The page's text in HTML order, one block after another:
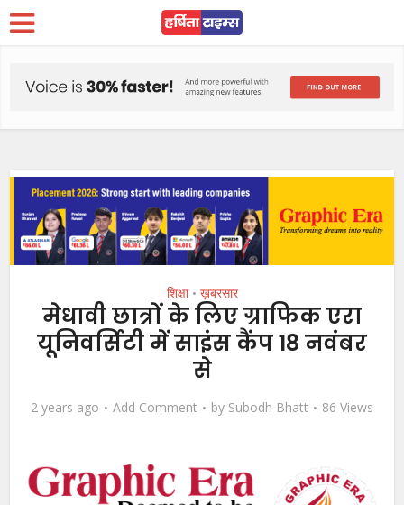
शिक्षा • ख़बरसार
मेधावी छात्रों के लिए ग्राफिक एरा
यूनिवर्सिटी में साइंस कैंप 18 नवंबर
से
2 years ago Add Comment by Subodh Bhatt 86 Views